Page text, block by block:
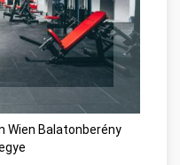
Wien Balatonberény